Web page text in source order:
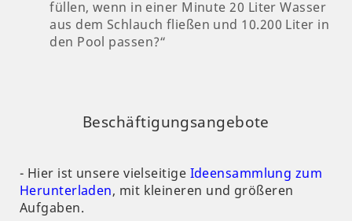
füllen, wenn in einer Minute 20 Liter Wasser
aus dem Schlauch fließen und 10.200 Liter in
den Pool passen?“
Beschäftigungsangebote
- Hier ist unsere vielseitige Ideensammlung zum
Herunterladen, mit kleineren und größeren
Aufgaben.